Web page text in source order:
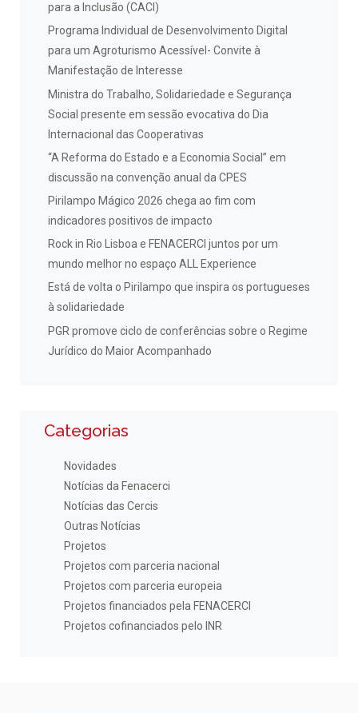
para a Inclusão (CACI)
Programa Individual de Desenvolvimento Digital
para um Agroturismo Acessível- Convite à
Manifestação de Interesse
Ministra do Trabalho, Solidariedade e Segurança
Social presente em sessão evocativa do Dia
Internacional das Cooperativas
“A Reforma do Estado e a Economia Social” em
discussão na convenção anual da CPES
Pirilampo Mágico 2026 chega ao fim com
indicadores positivos de impacto
Rock in Rio Lisboa e FENACERCI juntos por um
mundo melhor no espaço ALL Experience
Está de volta o Pirilampo que inspira os portugueses
à solidariedade
PGR promove ciclo de conferências sobre o Regime
Jurídico do Maior Acompanhado
Categorias
Novidades
Notícias da Fenacerci
Notícias das Cercis
Outras Notícias
Projetos
Projetos com parceria nacional
Projetos com parceria europeia
Projetos financiados pela FENACERCI
Projetos cofinanciados pelo INR